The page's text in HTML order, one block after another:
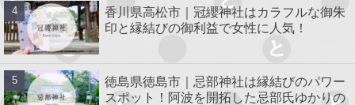
香川県高松市｜冠纓神社はカラフルな御朱
印と縁結びの御利益で女性に人気！
徳島県徳島市｜忌部神社は縁結びのパワー
スポット！阿波を開拓した忌部氏ゆかりの